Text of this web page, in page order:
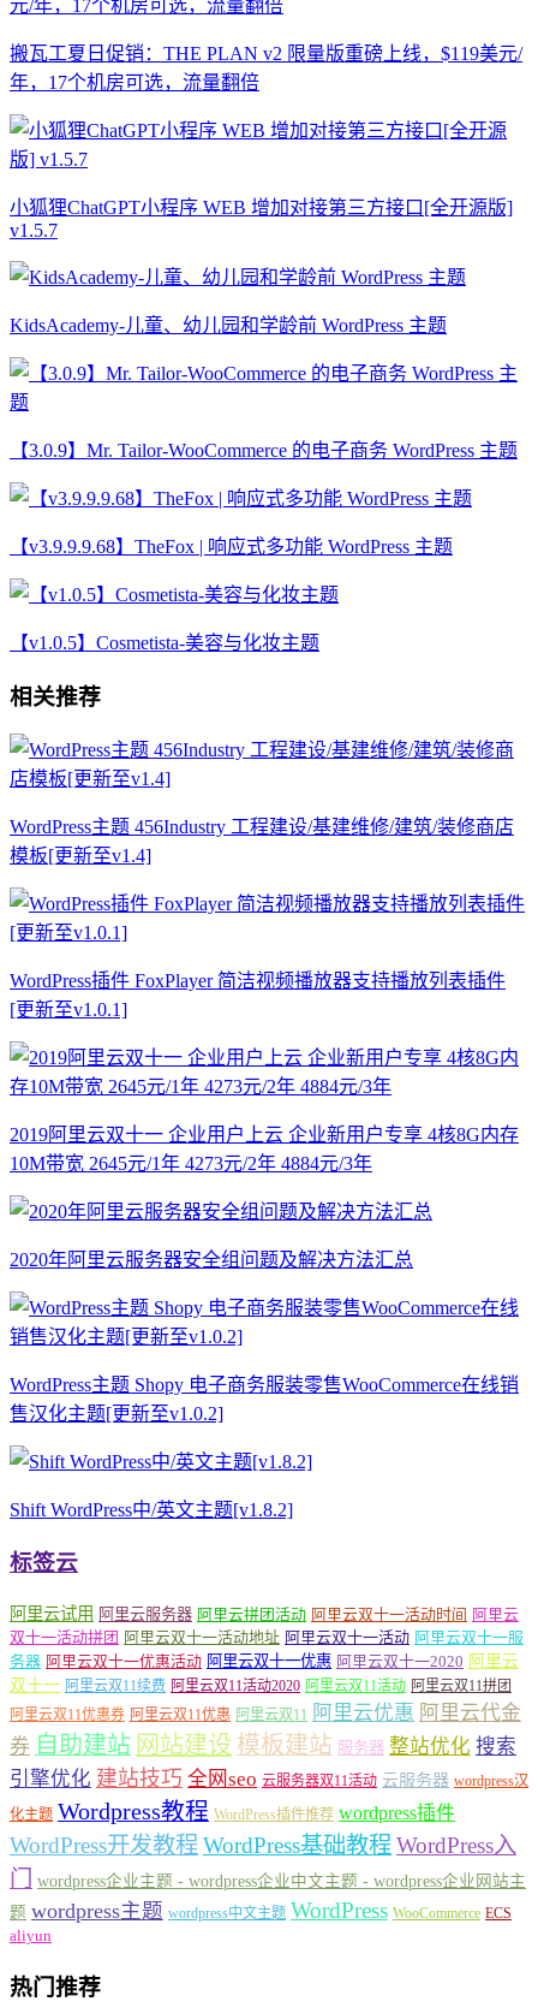
搬瓦工夏日促销：THE PLAN v2 限量版重磅上线，$119美元/
年，17个机房可选，流量翻倍
小狐狸ChatGPT小程序 WEB 增加对接第三方接口[全开源版]
v1.5.7
KidsAcademy-儿童、幼儿园和学龄前 WordPress 主题
【3.0.9】Mr. Tailor-WooCommerce 的电子商务 WordPress 主题
【v3.9.9.9.68】TheFox | 响应式多功能 WordPress 主题
【v1.0.5】Cosmetista-美容与化妆主题
相关推荐
WordPress主题 456Industry 工程建设/基建维修/建筑/装修商店
模板[更新至v1.4]
WordPress插件 FoxPlayer 简洁视频播放器支持播放列表插件
[更新至v1.0.1]
2019阿里云双十一 企业用户上云 企业新用户专享 4核8G内存
10M带宽 2645元/1年 4273元/2年 4884元/3年
2020年阿里云服务器安全组问题及解决方法汇总
WordPress主题 Shopy 电子商务服装零售WooCommerce在线销
售汉化主题[更新至v1.0.2]
Shift WordPress中/英文主题[v1.8.2]
标签云
阿里云试用 阿里云服务器 阿里云拼团活动 阿里云双十一活动时间 阿里云
双十一活动拼团 阿里云双十一活动地址 阿里云双十一活动 阿里云双十一服
务器 阿里云双十一优惠活动 阿里云双十一优惠 阿里云双十一2020 阿里云
双十一 阿里云双11续费 阿里云双11活动2020 阿里云双11活动 阿里云双11拼团
阿里云双11优惠券 阿里云双11优惠 阿里云双11 阿里云优惠 阿里云代金
券 自助建站 网站建设 模板建站 服务器 整站优化 搜索
引擎优化 建站技巧 全网seo 云服务器双11活动 云服务器 wordpress汉
化主题 Wordpress教程 WordPress插件推荐 wordpress插件
WordPress开发教程WordPress基础教程WordPress入
门
wordpress企业主题 - wordpress企业中文主题 - wordpress企业网站主
题 wordpress主题 wordpress中文主题 WordPress WooCommerce ECS
aliyun
热门推荐